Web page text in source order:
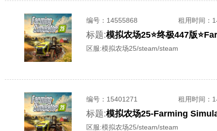
编号： 14555868 租用时间 ：
标题:模拟农场25⭐️终极447版
区服:模拟农场25/steam/steam
编号： 15401271 租用时间 ：
标题:模拟农场25-Farming
区服:模拟农场25/steam/steam